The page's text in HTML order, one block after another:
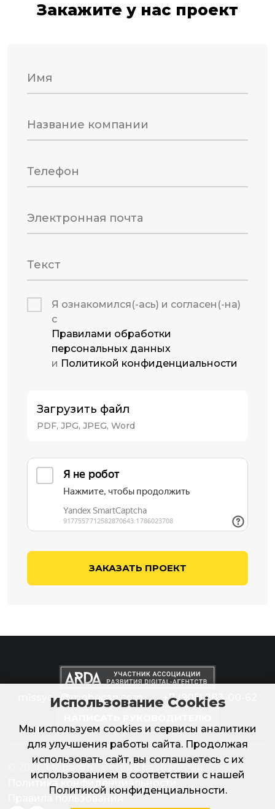
Закажите у нас проект
Имя
Название компании
Телефон
Электронная почта
Текст
Я ознакомился(-ась) и согласен(-на)
с
Правилами обработки
персональных данных
и Политикой конфиденциальности
Загрузить файл
PDF, JPG, JPEG, Word
ЗАКАЗАТЬ ПРОЕКТ
missyou@mobecan.com
+7 (905) 283-00-62
© 2026 Mobecan - Студия разработки
Политика конфиденциальности
Использование Cookies
Мы используем cookies и сервисы аналитики
для улучшения работы сайта. Продолжая
использовать сайт, вы соглашаетесь с их
использованием в соответствии с нашей
Политикой конфиденциальности.